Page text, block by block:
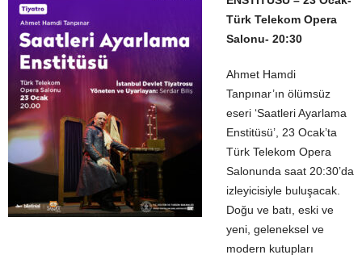
Türk Telekom Opera
Salonu- 20:30
Ahmet Hamdi
Tanpınar’ın ölümsüz
eseri ‘Saatleri Ayarlama
Enstitüsü’, 23 Ocak’ta
Türk Telekom Opera
Salonunda saat 20:30’da
izleyicisiyle buluşacak.
Doğu ve batı, eski ve
yeni, geleneksel ve
modern kutupları